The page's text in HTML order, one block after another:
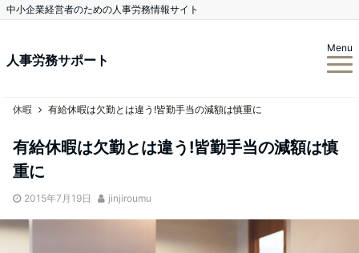
中小企業経営者のための人事労務情報サイト
人事労務サポート
Menu
休暇 有給休暇は欠勤とは違う!皆勤手当の減額は慎重に
有給休暇は欠勤とは違う!皆勤手当の減額は慎
重に
2015年7月19日 jinjiroumu